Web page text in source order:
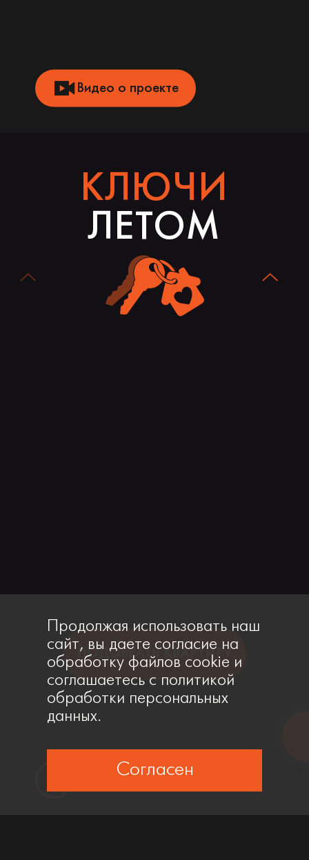
Видео о проекте
КЛЮЧИ
ЛЕТОМ
ПОДОБРАТЬ КВАРТИРУ
Продолжая использовать наш
сайт, вы даете согласие на
обработку файлов cookie и
соглашаетесь с политикой
обработки персональных
данных.
Согласен